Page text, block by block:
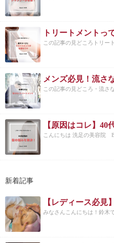
この記事の見どころトリー
この記事の見どころ・流さ
こんにちは 洗足の美容院
新着記事
【レディース必見
みなさんこんにちは！鈴木